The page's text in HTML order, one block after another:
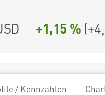
+1,15 % (
/ Kennzahlen